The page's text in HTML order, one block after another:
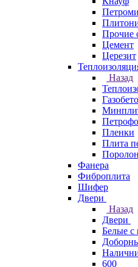
Прочие
Цемент
Церезит
Назад
Пленки
Плита
Поролон
Фанера
Фиброплита
Шифер
Двери
Назад
Двери
Белые с
600